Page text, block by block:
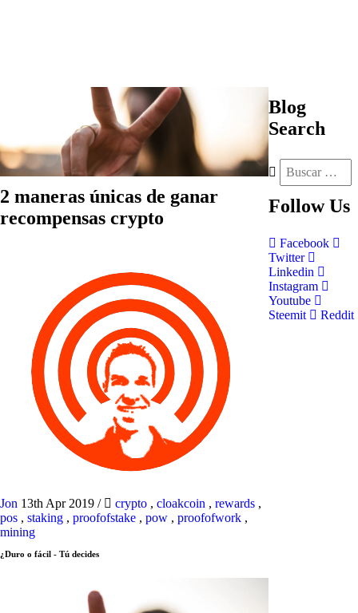
2 maneras únicas de ganar
recompensas crypto
Jon 13th Apr 2019 / crypto , cloakcoin , rewards ,
pos , staking , proofofstake , pow , proofofwork ,
mining
¿Duro o fácil - Tú decides
Blog
Search
Follow Us
Facebook
Twitter
Linkedin
Instagram
Youtube
Steemit
Reddit